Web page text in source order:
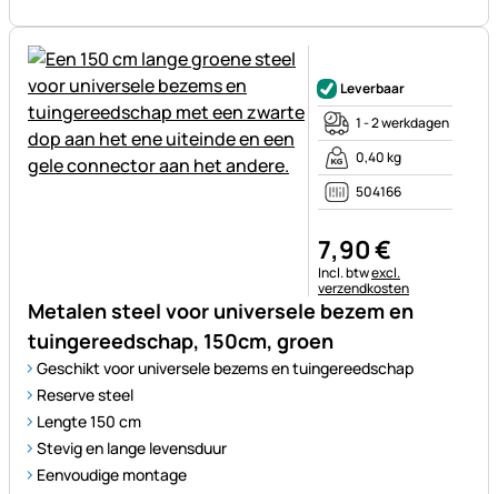
Metalen steel voor universele bezem en
tuingereedschap, 150cm, groen
Geschikt voor universele bezems en tuingereedschap
Reserve steel
Lengte 150 cm
Stevig en lange levensduur
Eenvoudige montage
Leverbaar
1 - 2 werkdagen
0,40 kg
504166
7,90€
Belastinginformatie:
Incl. btwexcl.
verzendkosten